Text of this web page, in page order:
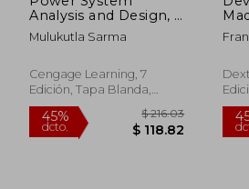
45%
dcto. $ 39.25
Analysis and Design, si
Edition (en Inglés)
Mulukutla Sarma
Cengage Learning, 7
Edición, Tapa Blanda,
Nuevo